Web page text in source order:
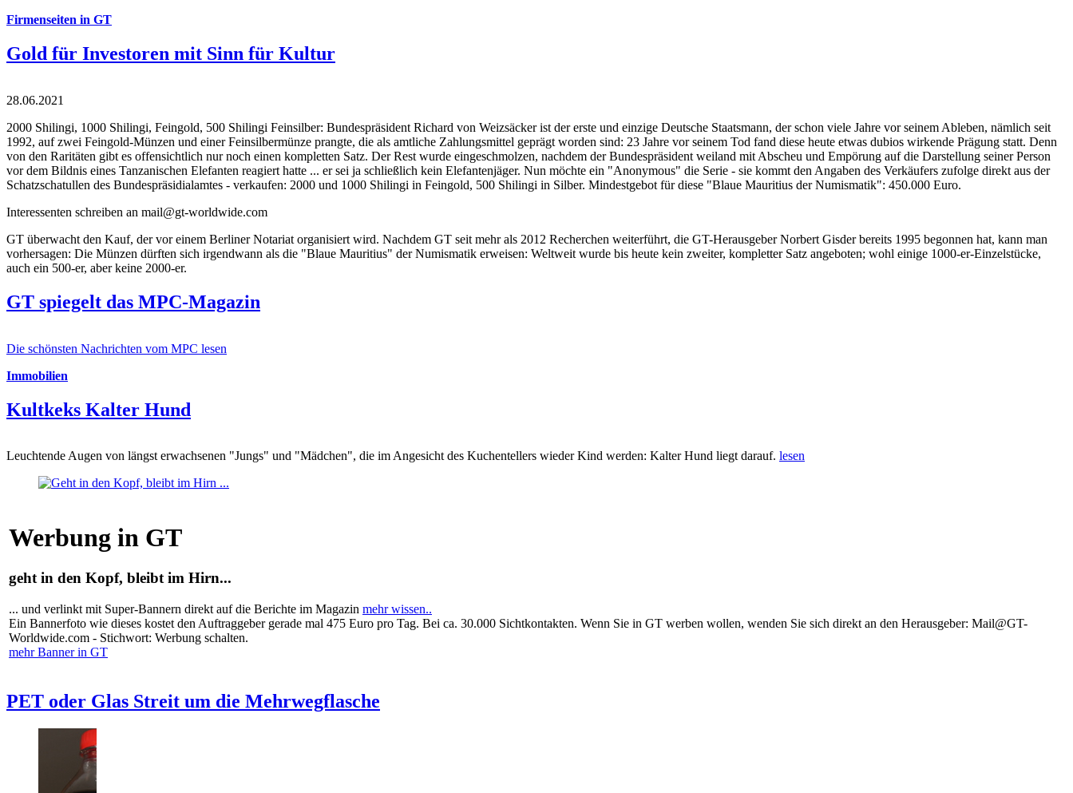
Firmenseiten in GT
Gold für Investoren mit Sinn für Kultur
28.06.2021
2000 Shilingi, 1000 Shilingi, Feingold, 500 Shilingi Feinsilber: Bundespräsident Richard von Weizsäcker ist der erste und einzige Deutsche Staatsmann, der schon viele Jahre vor seinem Ableben, nämlich seit
1992, auf zwei Feingold-Münzen und einer Feinsilbermünze prangte, die als amtliche Zahlungsmittel geprägt worden sind: 23 Jahre vor seinem Tod fand diese heute etwas dubios wirkende Prägung statt. Denn
von den Raritäten gibt es offensichtlich nur noch einen kompletten Satz. Der Rest wurde eingeschmolzen, nachdem der Bundespräsident weiland mit Abscheu und Empörung auf die Darstellung seiner Person
vor dem Bildnis eines Tanzanischen Elefanten reagiert hatte ... er sei ja schließlich kein Elefantenjäger. Nun möchte ein "Anonymous" die Serie - sie kommt den Angaben des Verkäufers zufolge direkt aus der
Schatzschatullen des Bundespräsidialamtes - verkaufen: 2000 und 1000 Shilingi in Feingold, 500 Shilingi in Silber. Mindestgebot für diese "Blaue Mauritius der Numismatik": 450.000 Euro.
Interessenten schreiben an mail@gt-worldwide.com
GT überwacht den Kauf, der vor einem Berliner Notariat organisiert wird. Nachdem GT seit mehr als 2012 Recherchen weiterführt, die GT-Herausgeber Norbert Gisder bereits 1995 begonnen hat, kann man
vorhersagen: Die Münzen dürften sich irgendwann als die "Blaue Mauritius" der Numismatik erweisen: Weltweit wurde bis heute kein zweiter, kompletter Satz angeboten; wohl einige 1000-er-Einzelstücke,
auch ein 500-er, aber keine 2000-er.
GT spiegelt das MPC-Magazin
Die schönsten Nachrichten vom MPC lesen
Immobilien
Kultkeks Kalter Hund
Leuchtende Augen von längst erwachsenen "Jungs" und "Mädchen", die im Angesicht des Kuchentellers wieder Kind werden: Kalter Hund liegt darauf. lesen
Werbung in GT
geht in den Kopf, bleibt im Hirn...
... und verlinkt mit Super-Bannern direkt auf die Berichte im Magazin mehr wissen..
Ein Bannerfoto wie dieses kostet den Auftraggeber gerade mal 475 Euro pro Tag. Bei ca. 30.000 Sichtkontakten. Wenn Sie in GT werben wollen, wenden Sie sich direkt an den Herausgeber: Mail@GT-
Worldwide.com - Stichwort: Werbung schalten.
mehr Banner in GT
PET oder Glas Streit um die Mehrwegflasche